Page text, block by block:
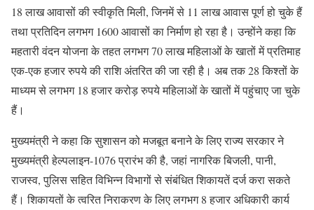
18 लाख आवासों की स्वीकृति मिली, जिनमें से 11 लाख आवास पूर्ण हो चुके हैं
तथा प्रतिदिन लगभग 1600 आवासों का निर्माण हो रहा है। उन्होंने कहा कि
महतारी वंदन योजना के तहत लगभग 70 लाख महिलाओं के खातों में प्रतिमाह
एक-एक हजार रुपये की राशि अंतरित की जा रही है। अब तक 28 किश्तों के
माध्यम से लगभग 18 हजार करोड़ रुपये महिलाओं के खातों में पहुंचाए जा चुके
हैं।
मुख्यमंत्री ने कहा कि सुशासन को मजबूत बनाने के लिए राज्य सरकार ने
मुख्यमंत्री हेल्पलाइन-1076 प्रारंभ की है, जहां नागरिक बिजली, पानी,
राजस्व, पुलिस सहित विभिन्न विभागों से संबंधित शिकायतें दर्ज करा सकते
हैं। शिकायतों के त्वरित निराकरण के लिए लगभग 8 हजार अधिकारी कार्य